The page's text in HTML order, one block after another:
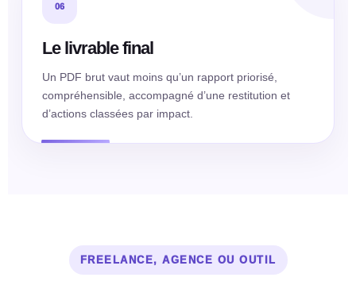
06
Le livrable final
Un PDF brut vaut moins qu’un rapport priorisé,
compréhensible, accompagné d’une restitution et
d’actions classées par impact.
FREELANCE, AGENCE OU OUTIL